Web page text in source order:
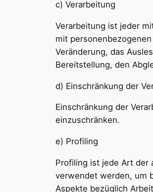
c) Verarbeitung
Verarbeitung ist jeder
mit
Veränderung, das
Bereitstellung, den
d) Einschränkung der
Einschränkung der
einzuschränken.
e) Profiling
Profiling ist jede Art der
verwendet werden, um
Aspekte bezüglich